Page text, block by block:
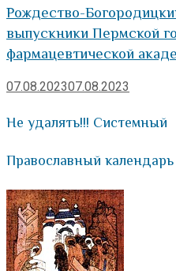
Рождество-
выпускники Пермской
фармацевтической
07.08.202307.08.2023
Не удалять!!! Системный
Православный календарь